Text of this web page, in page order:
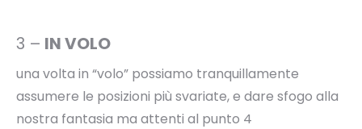
3 – IN VOLO
una volta in “volo” possiamo tranquillamente
assumere le posizioni più svariate, e dare sfogo alla
nostra fantasia ma attenti al punto 4